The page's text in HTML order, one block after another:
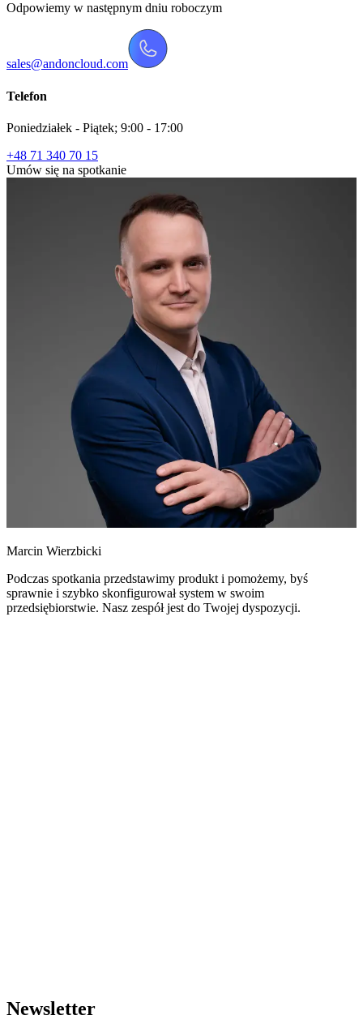
Odpowiemy w następnym dniu roboczym
sales@andoncloud.com
Telefon
Poniedziałek - Piątek; 9:00 - 17:00
+48 71 340 70 15
Umów się na spotkanie
Marcin Wierzbicki
Podczas spotkania przedstawimy produkt i pomożemy, byś
sprawnie i szybko skonfigurował system w swoim
przedsiębiorstwie. Nasz zespół jest do Twojej dyspozycji.
Newsletter